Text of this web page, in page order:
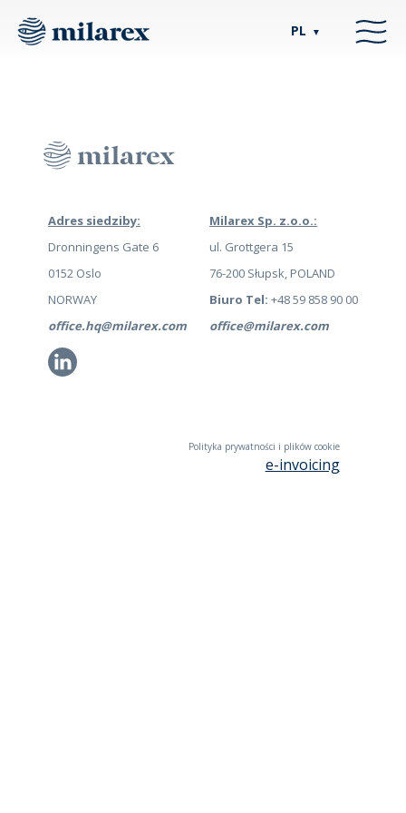
PL ▼
Adres siedziby:
Dronningens Gate 6
0152 Oslo
NORWAY
office.hq@milarex.com
Li
Milarex Sp. z.o.o.:
ul. Grottgera 15
76-200 Słupsk, POLAND
Biuro Tel: +48 59 858 90 00
office@milarex.com
Polityka prywatności i plików cookie
e-invoicing